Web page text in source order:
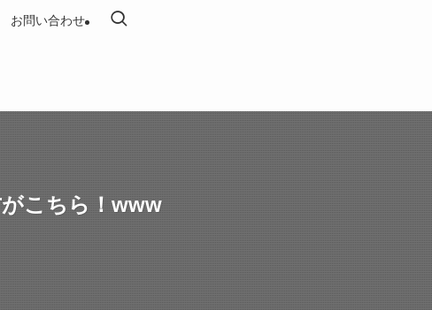
お問い合わせ
こちら！www